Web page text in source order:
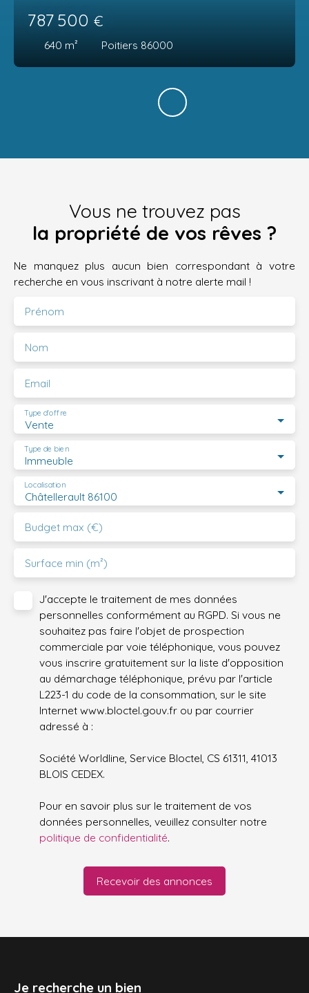
787 500 €
640 m² Poitiers 86000
Vous ne trouvez pas
la propriété de vos rêves ?
Ne manquez plus aucun bien correspondant à votre
recherche en vous inscrivant à notre alerte mail !
Prénom
Nom
Email
Vente
Type d'offre
Immeuble
Type de bien
Châtellerault 86100
Localisation
Budget max (€)
Surface min (m²)
J'accepte le traitement de mes données
personnelles conformément au RGPD. Si vous ne
souhaitez pas faire l'objet de prospection
commerciale par voie téléphonique, vous pouvez
vous inscrire gratuitement sur la liste d'opposition
au démarchage téléphonique, prévu par l'article
L223-1 du code de la consommation, sur le site
Internet www.bloctel.gouv.fr ou par courrier
adressé à :
Société Worldline, Service Bloctel, CS 61311, 41013
BLOIS CEDEX.
Pour en savoir plus sur le traitement de vos
données personnelles, veuillez consulter notre
politique de confidentialité.
Recevoir des annonces
Je recherche un bien